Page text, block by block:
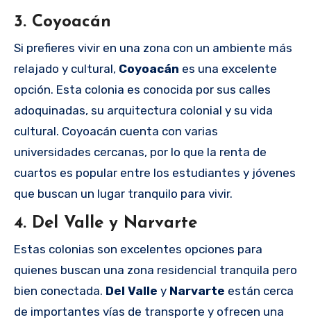
3. Coyoacán
Si prefieres vivir en una zona con un ambiente más
relajado y cultural, Coyoacán es una excelente
opción. Esta colonia es conocida por sus calles
adoquinadas, su arquitectura colonial y su vida
cultural. Coyoacán cuenta con varias
universidades cercanas, por lo que la renta de
cuartos es popular entre los estudiantes y jóvenes
que buscan un lugar tranquilo para vivir.
4. Del Valle y Narvarte
Estas colonias son excelentes opciones para
quienes buscan una zona residencial tranquila pero
bien conectada. Del Valle y Narvarte están cerca
de importantes vías de transporte y ofrecen una